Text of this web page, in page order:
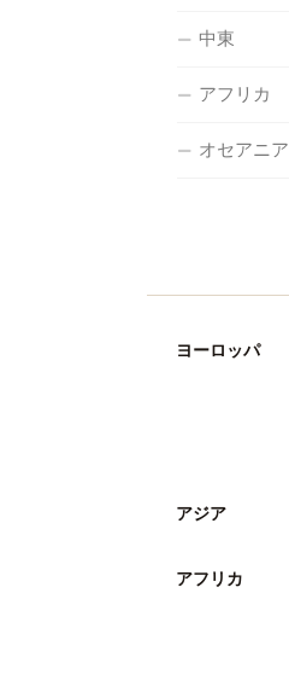
中東
アフリカ
オセアニア
ヨーロッパ
アジア
アフリカ